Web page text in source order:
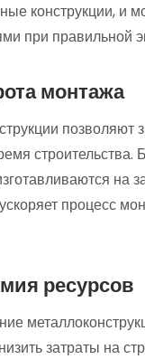
конструкции, и
при правильной
монтажа
позволяют
строительства.
на
процесс
ресурсов
затраты на